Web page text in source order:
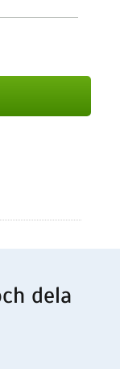
dela